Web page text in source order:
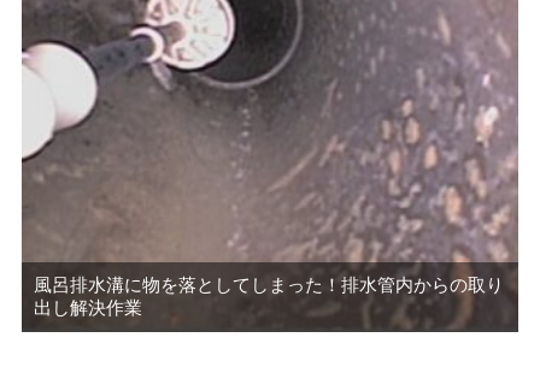
風呂排水溝に物を落としてしまった！排水管内からの取り
出し解決作業